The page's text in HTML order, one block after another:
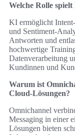
Welche Rolle
KI ermöglicht
und Sentiment-
Antworten und
hochwertige
Datenverarbeitung
Kundinnen und
Warum ist
Cloud-Lösungen?
Omnichannel
Messaging in einer
Lösungen bieten